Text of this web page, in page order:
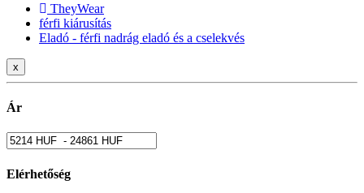
TheyWear
férfi kiárusítás
Eladó - férfi nadrág eladó és a cselekvés
x
Ár
Elérhetőség